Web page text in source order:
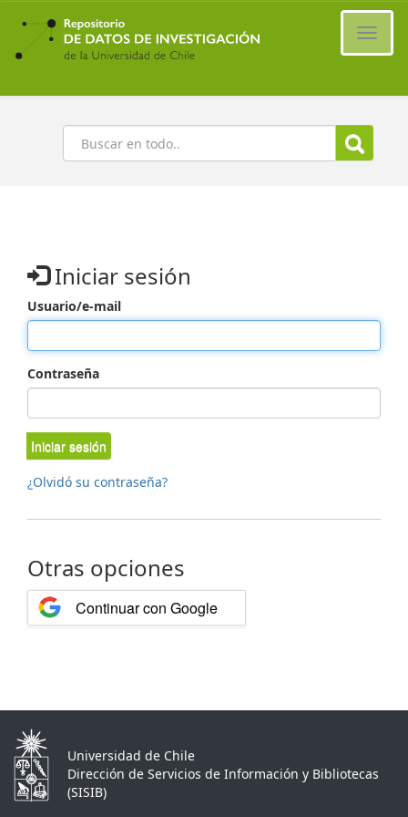
Ir
contenido
principal
Buscar
Iniciar sesión
Usuario/e-mail
Contraseña
Iniciar sesión
¿Olvidó su contraseña?
Otras opciones
Continuar con Google
Universidad de Chile
Dirección de Servicios de Información y Bibliotecas
(SISIB)